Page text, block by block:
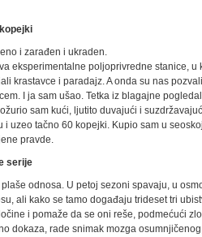
i zarađen i ukraden.
eksperimentalne poljoprivredne stanice,
krastavce i paradajz. A onda su nas
I ja sam ušao. Tetka iz blagajne
sam kući, ljutito duvajući i
i uzeo tačno 60 kopejki. Kupio sam u
pravde.
serije
odnosa. U petoj sezoni spavaju, u
ali kako se tamo događaju trideset tri
i pomaže da se oni reše, podmećući
dokaza, rade snimak mozga